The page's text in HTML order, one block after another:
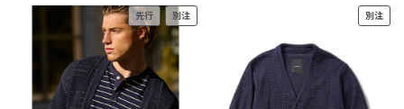
先行 別注 別注